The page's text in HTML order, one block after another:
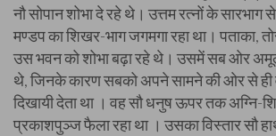
नौ सोपान शोभा दे रहे थे। उत्तम रत्नों के
मण्डप का शिखर-भाग जगमगा रहा था। पताका,
उस भवन को शोभा बढ़ा रहे थे। उसमें सब ओर
थे, जिनके कारण सबको अपने सामने की ओर से ही
दिखायी देता था । वह सौ धनुष ऊपर तक अग्नि-
प्रकाशपुञ्ज फैला रहा था । उसका विस्तार सौ